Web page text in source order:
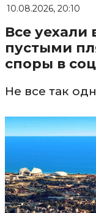
10.08.2026, 20:10
Все уехали
пустыми
споры в
Не все так